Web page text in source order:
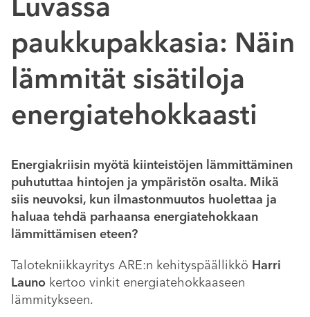
Luvassa
paukkupakkasia: Näin
lämmität sisätiloja
energiatehokkaasti
Energiakriisin myötä kiinteistöjen lämmittäminen
puhututtaa hintojen ja ympäristön osalta. Mikä
siis neuvoksi, kun ilmastonmuutos huolettaa ja
haluaa tehdä parhaansa energiatehokkaan
lämmittämisen eteen?
Talotekniikkayritys ARE:n kehityspäällikkö Harri
Launo kertoo vinkit energiatehokkaaseen
lämmitykseen.